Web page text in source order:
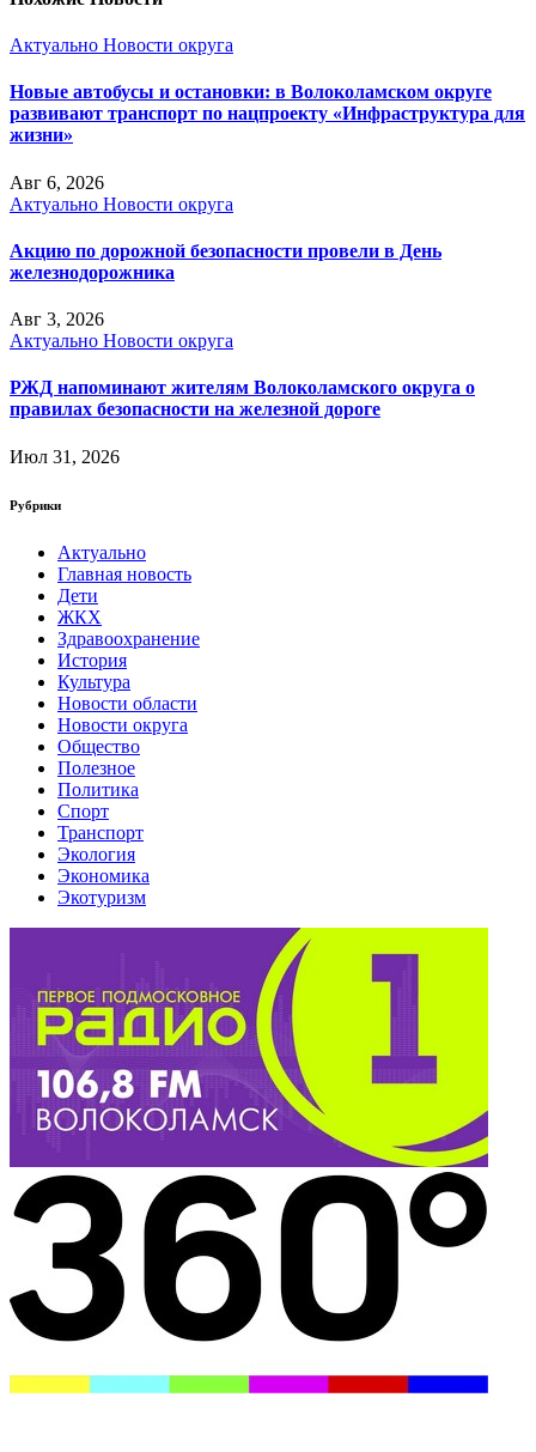
Актуально Новости округа
Новые автобусы и остановки: в Волоколамском округе
развивают транспорт по нацпроекту «Инфраструктура для
жизни»
Авг 6, 2026
Актуально Новости округа
Акцию по дорожной безопасности провели в День
железнодорожника
Авг 3, 2026
Актуально Новости округа
РЖД напоминают жителям Волоколамского округа о
правилах безопасности на железной дороге
Июл 31, 2026
Рубрики
Актуально
Главная новость
Дети
ЖКХ
Здравоохранение
История
Культура
Новости области
Новости округа
Общество
Полезное
Политика
Спорт
Транспорт
Экология
Экономика
Экотуризм